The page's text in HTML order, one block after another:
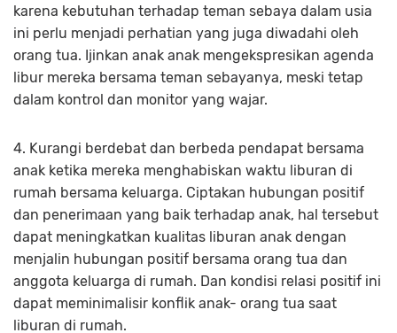
karena kebutuhan terhadap teman sebaya dalam usia
ini perlu menjadi perhatian yang juga diwadahi oleh
orang tua. Ijinkan anak anak mengekspresikan agenda
libur mereka bersama teman sebayanya, meski tetap
dalam kontrol dan monitor yang wajar.
4. Kurangi berdebat dan berbeda pendapat bersama
anak ketika mereka menghabiskan waktu liburan di
rumah bersama keluarga. Ciptakan hubungan positif
dan penerimaan yang baik terhadap anak, hal tersebut
dapat meningkatkan kualitas liburan anak dengan
menjalin hubungan positif bersama orang tua dan
anggota keluarga di rumah. Dan kondisi relasi positif ini
dapat meminimalisir konflik anak- orang tua saat
liburan di rumah.